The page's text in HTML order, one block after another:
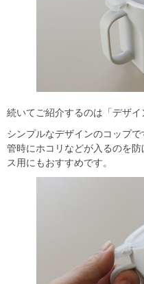
続いてご紹介するのは「デザイ
シンプルなデザインのコップ
管時にホコリなどが入るのを
ス用にもおすすめです。